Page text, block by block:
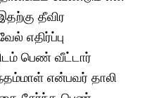
தீவிர
எதிர்ப்பு
பெண் வீட்டார்
என்பவர் தாலி